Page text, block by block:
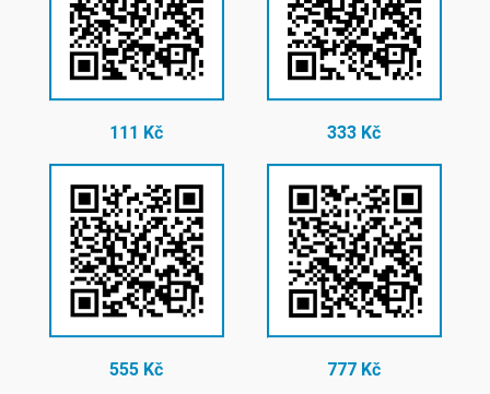
111 Kč 333 Kč
555 Kč 777 Kč